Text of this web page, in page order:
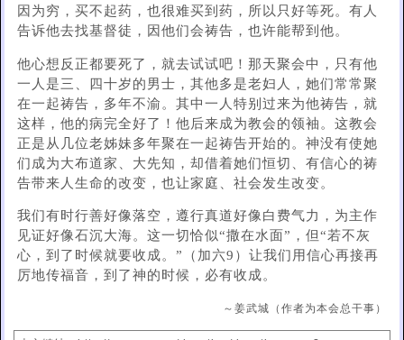
因为穷，买不起药，也很难买到药，所以只好等死。有人
告诉他去找基督徒，因他们会祷告，也许能帮到他。
他心想反正都要死了，就去试试吧！那天聚会中，只有他
一人是三、四十岁的男士，其他多是老妇人，她们常常聚
在一起祷告，多年不渝。其中一人特别过来为他祷告，就
这样，他的病完全好了！他后来成为教会的领袖。这教会
正是从几位老姊妹多年聚在一起祷告开始的。神没有使她
们成为大布道家、大先知，却借着她们恒切、有信心的祷
告带来人生命的改变，也让家庭、社会发生改变。
我们有时行善好像落空，遵行真道好像白费气力，为主作
见证好像石沉大海。这一切恰似“撒在水面”，但“若不灰
心，到了时候就要收成。”（加六9）让我们用信心再接再
厉地传福音，到了神的时候，必有收成。
～姜武城（作者为本会总干事）